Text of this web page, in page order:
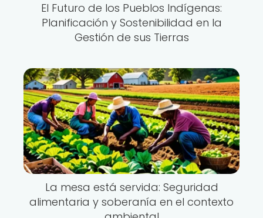
El Futuro de los Pueblos Indígenas:
Planificación y Sostenibilidad en la
Gestión de sus Tierras
La mesa está servida: Seguridad
alimentaria y soberanía en el contexto